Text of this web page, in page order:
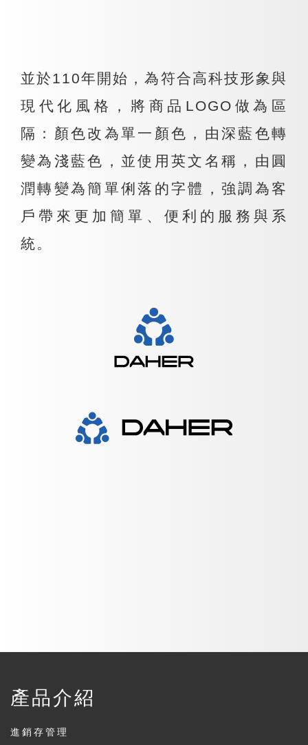
並於110年開始，為符合高科技形象與
現代化風格，將商品LOGO做為區
隔：顏色改為單一顏色，由深藍色轉
變為淺藍色，並使用英文名稱，由圓
潤轉變為簡單俐落的字體，強調為客
戶帶來更加簡單、便利的服務與系
統。
產品介紹
進銷存管理